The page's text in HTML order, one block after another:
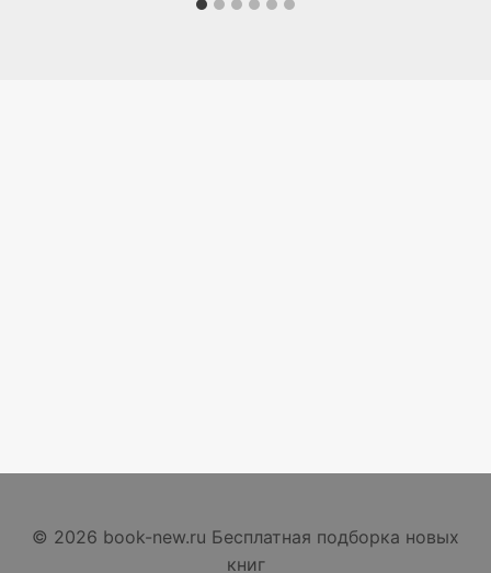
© 2026 book-new.ru Бесплатная подборка новых
книг